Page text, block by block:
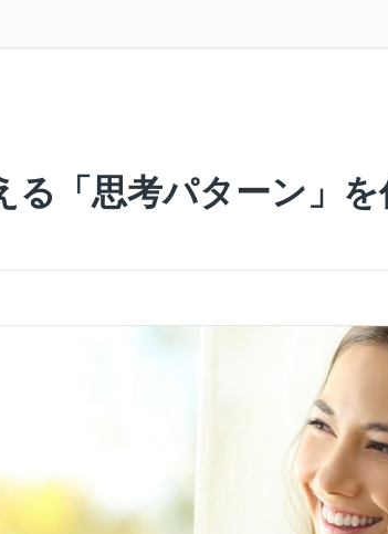
る「思考パターン」を